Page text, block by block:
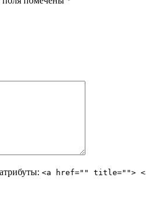
<a href="" title="">